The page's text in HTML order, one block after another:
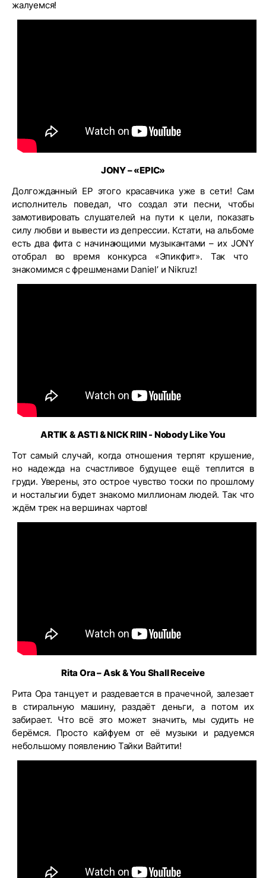
жалуемся!
JONY – «EPIC»
Долгожданный EP этого красавчика уже в сети! Сам
исполнитель поведал, что создал эти песни, чтобы
замотивировать слушателей на пути к цели, показать
силу любви и вывести из депрессии. Кстати, на альбоме
есть два фита с начинающими музыкантами – их JONY
отобрал во время конкурса «Эпикфит». Так что
знакомимся с фрешменами Daniel’и Nikruz!
ARTIK & ASTI & NICK RIIN - Nobody Like You
Тот самый случай, когда отношения терпят крушение,
но надежда на счастливое будущее ещё теплится в
груди. Уверены, это острое чувство тоски по прошлому
и ностальгии будет знакомо миллионам людей. Так что
ждём трек на вершинах чартов!
Rita Ora – Ask & You Shall Receive
Рита Ора танцует и раздевается в прачечной, залезает
в стиральную машину, раздаёт деньги, а потом их
забирает. Что всё это может значить, мы судить не
берёмся. Просто кайфуем от её музыки и радуемся
небольшому появлению Тайки Вайтити!